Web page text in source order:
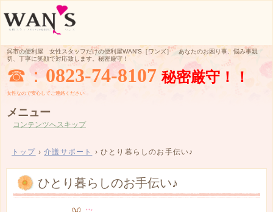
呉市の便利屋 女性スタッフだけの便利屋WAN'S［ワンズ］ あなたのお困り事、悩み事親
切、丁寧に笑顔で対応致します。秘密厳守！
☎： 0823-74-8107 秘密厳守！！
女性なので安心してご連絡ください
メニュー
コンテンツへスキップ
トップ › 介護サポート › ひとり暮らしのお手伝い♪
ひとり暮らしのお手伝い♪